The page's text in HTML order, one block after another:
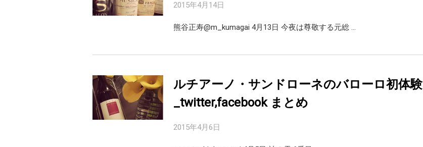
2015年4月14日
熊谷正寿@m_kumagai 4月13日 今夜は尊敬する元総 …
ルチアーノ・サンドローネのバローロ初体験
_twitter,facebook まとめ
2015年4月6日